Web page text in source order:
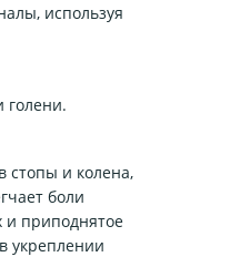
используя
голени.
стопы и колена,
боли
и приподнятое
укреплении